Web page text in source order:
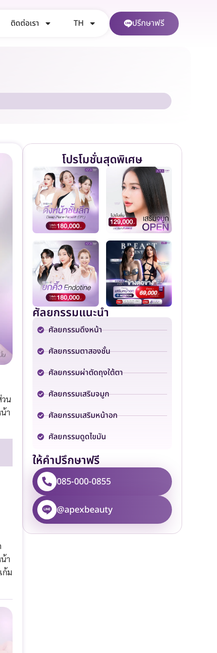
ติดต่อเรา TH ปรึกษาฟรี
วน
า
า
ก้ม
โปรโมชั่นสุดพิเศษ
ศัลยกรรมแนะนำ
ศัลยกรรมดึงหน้า
ศัลยกรรมตาสองชั้น
ศัลยกรรมผ่าตัดถุงใต้ตา
ศัลยกรรมเสริมจมูก
ศัลยกรรมเสริมหน้าอก
ศัลยกรรมดูดไขมัน
ให้คำปรึกษาฟรี
085-000-0855
@apexbeauty